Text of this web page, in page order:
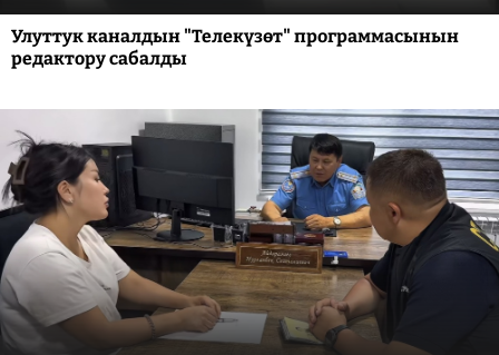
Улуттук каналдын "Телекүзөт" программасынын
редактору сабалды